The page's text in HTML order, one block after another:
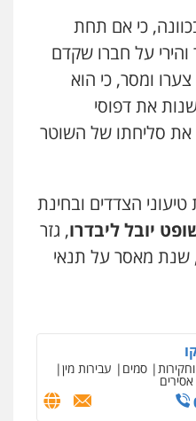
כי אם תחת
והירי על חברו שקדם
ומסר, כי הוא
את דפוסי
סליחתו של השוטר
הצדדים ובחינת
יובל ליבדרו, גזר
מאסר על תנאי
דין פלילי
צווארון לבן פשיעה
סמים עבירות מין
אסירים